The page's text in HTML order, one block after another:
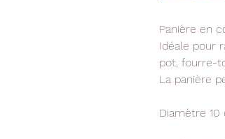
Panière en
Idéale pour
pot, fourre-
La panière
Diamètre